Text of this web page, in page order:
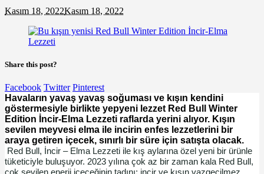
Kasım 18, 2022Kasım 18, 2022
Share this post?
Facebook Twitter Pinterest
Havaların yavaş yavaş soğuması ve kışın kendini
göstermesiyle birlikte yepyeni lezzet Red Bull Winter
Edition İncir-Elma Lezzeti raflarda yerini alıyor. Kışın
sevilen meyvesi elma ile incirin enfes lezzetlerini bir
araya getiren içecek, sınırlı bir süre için satışta olacak.
Red Bull, İncir – Elma Lezzeti ile kış aylarına özel yeni bir ürünle
tüketiciyle buluşuyor. 2023 yılına çok az bir zaman kala Red Bull,